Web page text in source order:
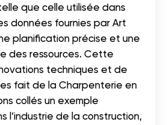
que celle utilisée dans
données fournies par Art
planification précise et une
des ressources. Cette
techniques et de
fait de la Charpenterie en
collés un exemple
l’industrie de la construction,